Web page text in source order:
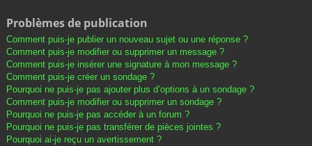
Problèmes de publication
Comment puis-je publier un nouveau sujet ou une réponse ?
Comment puis-je modifier ou supprimer un message ?
Comment puis-je insérer une signature à mon message ?
Comment puis-je créer un sondage ?
Pourquoi ne puis-je pas ajouter plus d’options à un sondage ?
Comment puis-je modifier ou supprimer un sondage ?
Pourquoi ne puis-je pas accéder à un forum ?
Pourquoi ne puis-je pas transférer de pièces jointes ?
Pourquoi ai-je reçu un avertissement ?